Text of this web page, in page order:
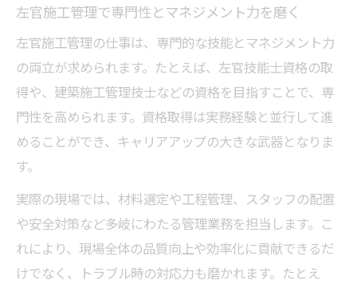
左官施工管理で専門性とマネジメント力を磨く
左官施工管理の仕事は、専門的な技能とマネジメント力
の両立が求められます。たとえば、左官技能士資格の取
得や、建築施工管理技士などの資格を目指すことで、専
門性を高められます。資格取得は実務経験と並行して進
めることができ、キャリアアップの大きな武器となりま
す。
実際の現場では、材料選定や工程管理、スタッフの配置
や安全対策など多岐にわたる管理業務を担当します。こ
れにより、現場全体の品質向上や効率化に貢献できるだ
けでなく、トラブル時の対応力も磨かれます。たとえ